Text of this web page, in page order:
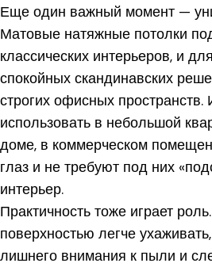
Еще один важный момент —
Матовые натяжные потолки
классических интерьеров, и
спокойных скандинавских
строгих офисных
использовать в небольшой
доме, в коммерческом
глаз и не требуют под них
интерьер.
Практичность тоже играет
поверхностью легче
лишнего внимания к пыли и